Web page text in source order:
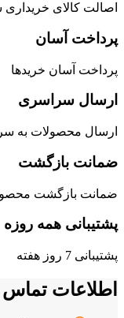
اصالت کالای
پرداخت آسان
پرداخت آسان خریدها
ارسال سراسری
ارسال محصولات به
ضمانت بازگشت
ضمانت بازگشت
پشتیبانی همه روزه
پشتیبانی 7 روز هفته
اطلاعات تماس